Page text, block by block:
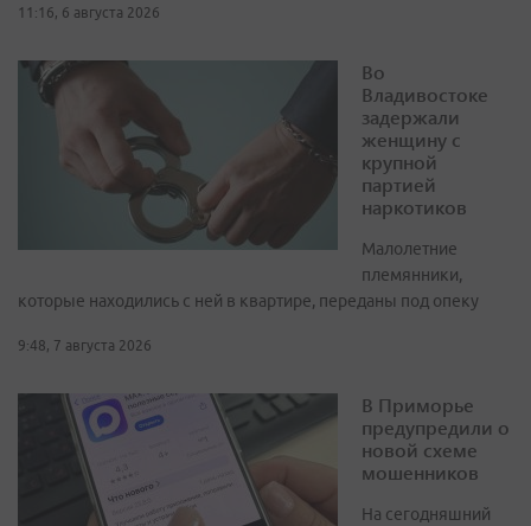
11:16, 6 августа 2026
Во
Владивостоке
задержали
женщину с
крупной
партией
наркотиков
Малолетние
племянники,
которые находились с ней в квартире, переданы под опеку
9:48, 7 августа 2026
В Приморье
предупредили о
новой схеме
мошенников
На сегодняшний